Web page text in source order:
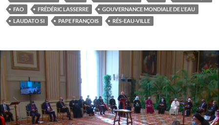
FAO
FRÉDÉRIC LASSERRE
GOUVERNANCE MONDIALE DE L'EAU
LAUDATO SI
PAPE FRANÇOIS RÉS-EAU-VILLE